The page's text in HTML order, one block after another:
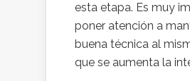
esta etapa. Es muy
poner atención a
buena técnica al
que se aumenta la